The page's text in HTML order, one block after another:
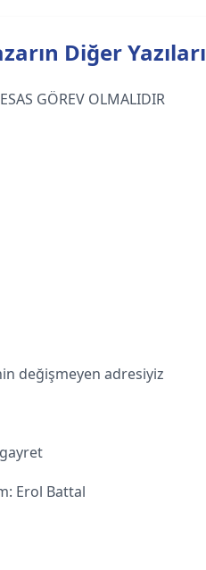
Diğer Yazıları
GÖREV OLMALIDIR
değişmeyen adresiyiz
Erol Battal